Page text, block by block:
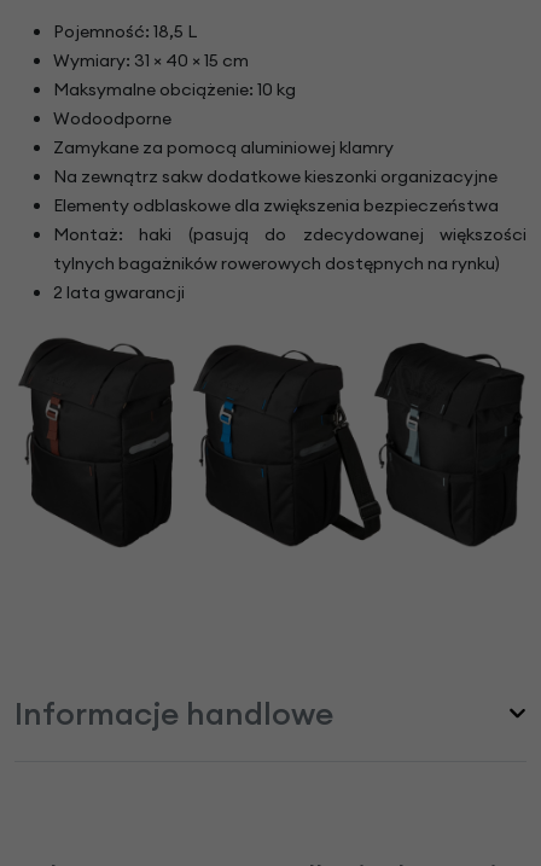
Pojemność: 18,5 L
Wymiary: 31 × 40 × 15 cm
Maksymalne obciążenie: 10 kg
Wodoodporne
Zamykane za pomocą aluminiowej klamry
Na zewnątrz sakw dodatkowe kieszonki organizacyjne
Elementy odblaskowe dla zwiększenia bezpieczeństwa
Montaż: haki (pasują do zdecydowanej większości
tylnych bagażników rowerowych dostępnych na rynku)
2 lata gwarancji
Informacje handlowe